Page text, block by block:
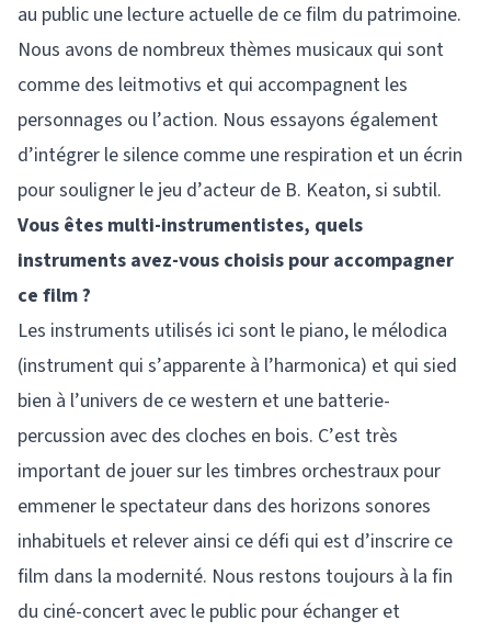
au public une lecture actuelle de ce film du patrimoine.
Nous avons de nombreux thèmes musicaux qui sont
comme des leitmotivs et qui accompagnent les
personnages ou l’action. Nous essayons également
d’intégrer le silence comme une respiration et un écrin
pour souligner le jeu d’acteur de B. Keaton, si subtil.
Vous êtes multi-instrumentistes, quels
instruments avez-vous choisis pour accompagner
ce film ?
Les instruments utilisés ici sont le piano, le mélodica
(instrument qui s’apparente à l’harmonica) et qui sied
bien à l’univers de ce western et une batterie-
percussion avec des cloches en bois. C’est très
important de jouer sur les timbres orchestraux pour
emmener le spectateur dans des horizons sonores
inhabituels et relever ainsi ce défi qui est d’inscrire ce
film dans la modernité. Nous restons toujours à la fin
du ciné-concert avec le public pour échanger et